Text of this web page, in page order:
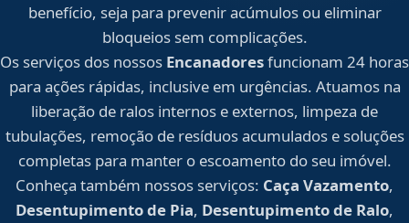
benefício, seja para prevenir acúmulos ou eliminar
bloqueios sem complicações.
Os serviços dos nossos Encanadoresfuncionam 24 horas
para ações rápidas, inclusive em urgências. Atuamos na
liberação de ralos internos e externos, limpeza de
tubulações, remoção de resíduos acumulados e soluções
completas para manter o escoamento do seu imóvel.
Conheça também nossos serviços: Caça Vazamento,
Desentupimento de Pia, Desentupimento de Ralo,